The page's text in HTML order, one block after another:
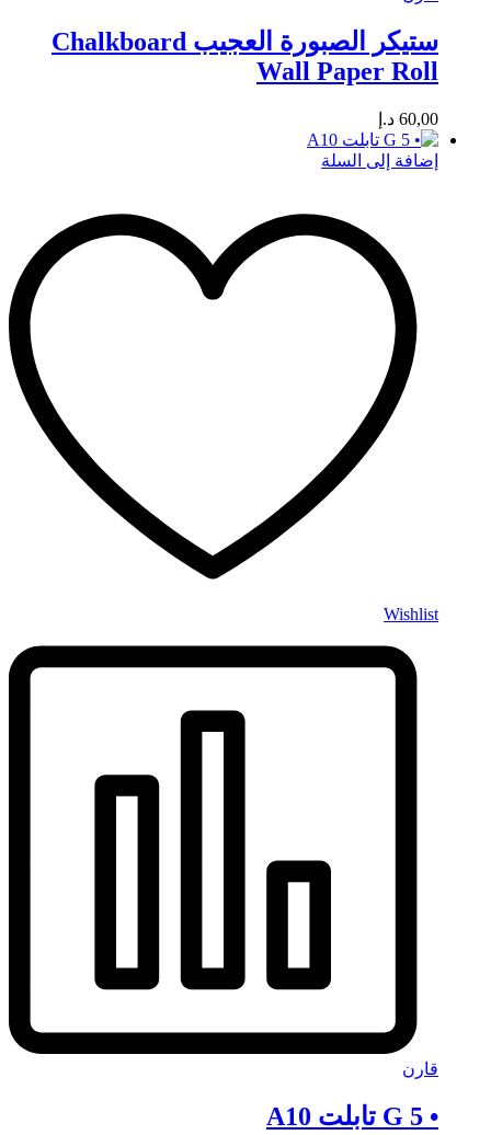
ستيكر الصبورة العجيب Chalkboard
Wall Paper Roll
60,00 د.إ
إضافة إلى السلة
Wishlist
قارن
• 5 G تابلت A10